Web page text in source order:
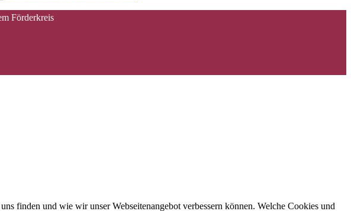
Förderkreis
finden und wie wir unser Webseitenangebot verbessern können. Welche Cookies und